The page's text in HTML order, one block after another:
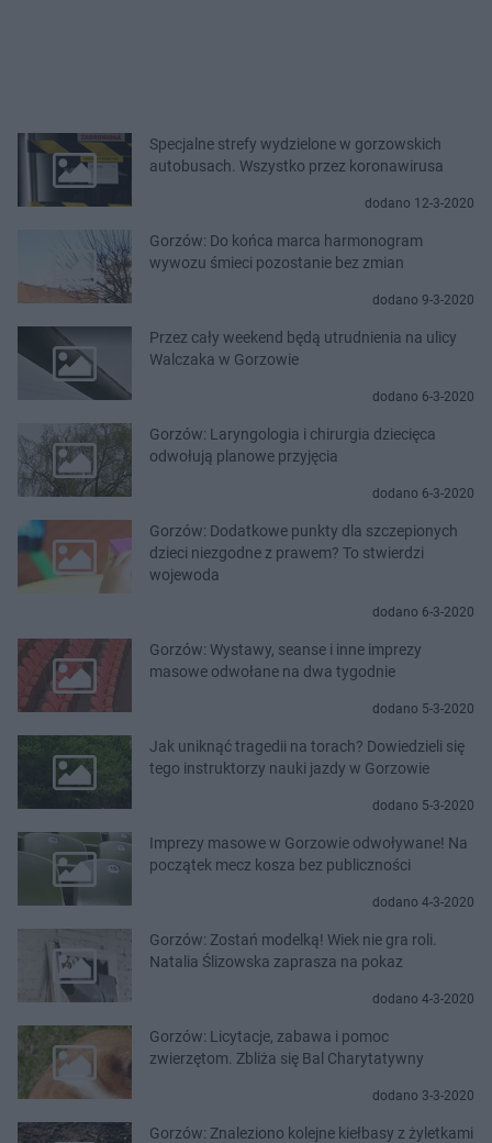
Specjalne strefy wydzielone w gorzowskich
autobusach. Wszystko przez koronawirusa
dodano 12-3-2020
Gorzów: Do końca marca harmonogram
wywozu śmieci pozostanie bez zmian
dodano 9-3-2020
Przez cały weekend będą utrudnienia na ulicy
Walczaka w Gorzowie
dodano 6-3-2020
Gorzów: Laryngologia i chirurgia dziecięca
odwołują planowe przyjęcia
dodano 6-3-2020
Gorzów: Dodatkowe punkty dla szczepionych
dzieci niezgodne z prawem? To stwierdzi
wojewoda
dodano 6-3-2020
Gorzów: Wystawy, seanse i inne imprezy
masowe odwołane na dwa tygodnie
dodano 5-3-2020
Jak uniknąć tragedii na torach? Dowiedzieli się
tego instruktorzy nauki jazdy w Gorzowie
dodano 5-3-2020
Imprezy masowe w Gorzowie odwoływane! Na
początek mecz kosza bez publiczności
dodano 4-3-2020
Gorzów: Zostań modelką! Wiek nie gra roli.
Natalia Ślizowska zaprasza na pokaz
dodano 4-3-2020
Gorzów: Licytacje, zabawa i pomoc
zwierzętom. Zbliża się Bal Charytatywny
dodano 3-3-2020
Gorzów: Znaleziono kolejne kiełbasy z żyletkami